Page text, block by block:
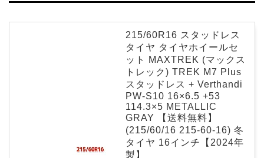
215/60R16 スタッドレス
タイヤ タイヤホイールセ
ット MAXTREK (マックス
トレック) TREK M7 Plus
スタッドレス + Verthandi
PW-S10 16×6.5 +53
114.3×5 METALLIC
GRAY 【送料無料】
(215/60/16 215-60-16) 冬
タイヤ 16インチ【2024年
製】